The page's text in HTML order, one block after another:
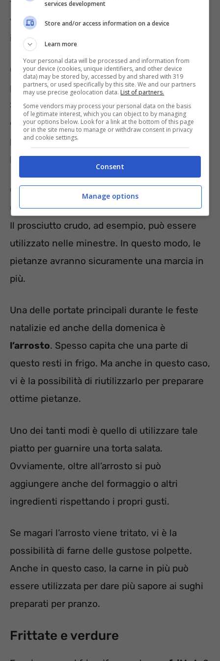
frigorifero vi sono isalumi
vengono spesso utilizzati come antipasti
insieme magari ai latticini ed alle bruschette.
Questi possono essere facilmente ripensati
per altri piatti da servire magari il giorno dopo.
Si possono creare gustose focacce oppure
distribuirle i salumi sulle pizze. Oppure vi è la
possibilità di utilizzare in sughi per renderli
più gustosi.
Questi, infatti, possono essere tagliati ed
utilizzati per condire una sorta dicarbonara
Il prosciutto crudo, ad esempio, può essere
utilizzato nelle minestre. In questo modo, le
pietanze avranno sicuramente una marcia in
più.
Una delle portate principali durante le feste
natalizie ed anche della domenica è
l’arrosto. Spesso capita che una parte di
questo resti in frigo. Ma anche in questo caso,
vi è la possibilità di riutilizzarlo per preparare
ottime pietanze.
Uno dei tanti modi è quello di utilizzare tale
piatto per guarnire una torta salata.
Ovviamente, oltre all’arrosto si può
aggiungere anche del formaggio o altri
ingredienti rispettando i propri gusti.
Se magari l’arrosto viene tritato, vi è la
possibilità di farne delle gustose polpette.
Anche in questo caso, la carne in più può
essere utilizzata per dare più sapore ai sughi
preparati per pranzo.
Frittate e verdure
services development
Store and/or access information on a device
Learn more
Your personal data will be processed and information from
your device (cookies, unique identifiers, and other device
data) may be stored by, accessed by and shared with 319
partners, or used specifically by this site. We and our partners
may use precise geolocation data. List of partners.
Some vendors may process your personal data on the basis
of legitimate interest, which you can object to by managing
your options below. Look for a link at the bottom of this page
or in the site menu to manage or withdraw consent in privacy
and cookie settings.
Consent
Manage options